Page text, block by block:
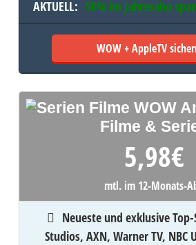
AKTUELL: 50% im Jahresabo
WOW + AppleTV
Filme &
5,98€
mtl. im 12-Monats-
Neueste und exklusive
Studios, AXN, Warner TV, NBC